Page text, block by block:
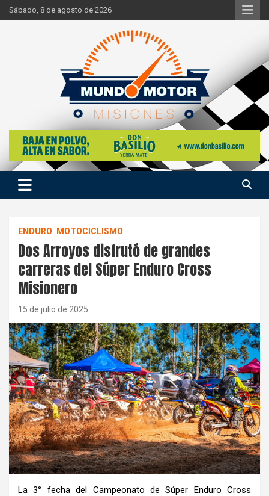
Skip
to
Sábado, 8 de agosto de 2026
Mundo Motor Misiones
Si hay ruido de motores ahí estaremos
ENDURO MOTOCICLISMO
Dos Arroyos disfrutó de grandes
carreras del Súper Enduro Cross
Misionero
15 de julio de 2025
La 3° fecha del Campeonato de Súper Enduro Cross